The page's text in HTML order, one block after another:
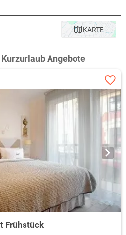
KARTE
Angebote
Frühstück